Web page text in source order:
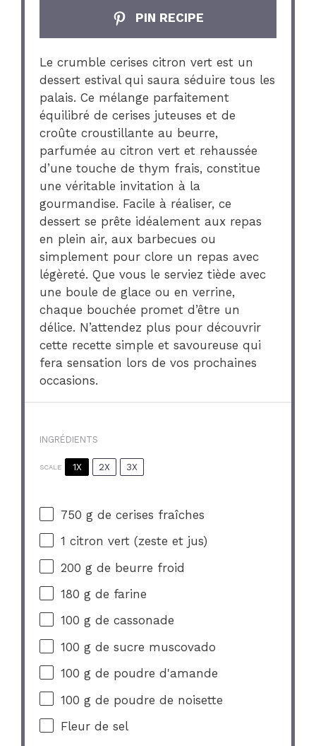
PIN RECIPE
Le crumble cerises citron vert est un
dessert estival qui saura séduire tous les
palais. Ce mélange parfaitement
équilibré de cerises juteuses et de
croûte croustillante au beurre,
parfumée au citron vert et rehaussée
d’une touche de thym frais, constitue
une véritable invitation à la
gourmandise. Facile à réaliser, ce
dessert se prête idéalement aux repas
en plein air, aux barbecues ou
simplement pour clore un repas avec
légèreté. Que vous le serviez tiède avec
une boule de glace ou en verrine,
chaque bouchée promet d’être un
délice. N’attendez plus pour découvrir
cette recette simple et savoureuse qui
fera sensation lors de vos prochaines
occasions.
INGRÉDIENTS
SCALE 1X 2X 3X
750 g de cerises fraîches
1 citron vert (zeste et jus)
200 g de beurre froid
180 g de farine
100 g de cassonade
100 g de sucre muscovado
100 g de poudre d'amande
100 g de poudre de noisette
Fleur de sel